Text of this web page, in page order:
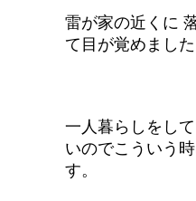
雷が家の近くに
て目が覚めました
一人暮らしをし
いのでこういう
す。